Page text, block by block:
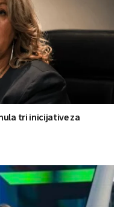
tri inicijative za